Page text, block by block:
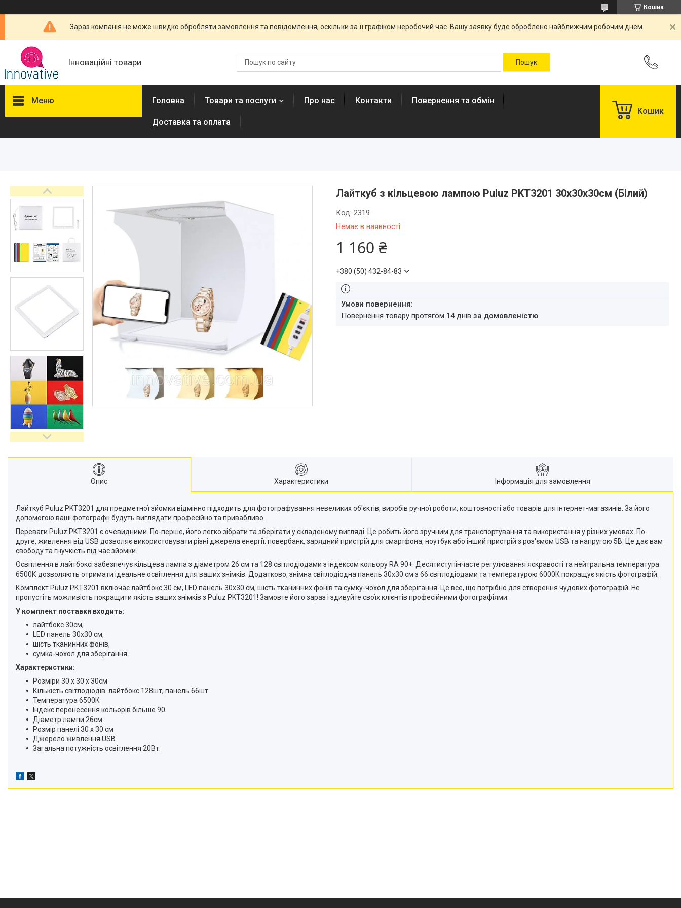
Кошик
Зараз компанія не може швидко обробляти замовлення та повідомлення, оскільки за її графіком неробочий час. Вашу заявку буде оброблено найближчим робочим днем.
Інноваційні товари
Меню
Доставка та оплата
Повернення та обмін
Головна Товари та послуги Про нас Контакти Повернення та обмін
Доставка та оплата
Кошик
Лайткуб з кільцевою лампою Puluz PKT3201 30x30x30см (Білий)
Немає в наявності
Код: 2319
1 160 ₴
+380 (50) 432-84-83
повернення товару протягом 14 днів за домовленістю
Опис Характеристики Інформація для замовлення
Лайткуб Puluz PKT3201 для предметної зйомки відмінно підходить для фотографування невеликих об'єктів, виробів ручної роботи, коштовності або товарів для інтернет-магазинів. За його
допомогою ваші фотографії будуть виглядати професійно та привабливо.
Переваги Puluz PKT3201 є очевидними. По-перше, його легко зібрати та зберігати у складеному вигляді. Це робить його зручним для транспортування та використання у різних умовах. По-
друге, живлення від USB дозволяє використовувати різні джерела енергії: повербанк, зарядний пристрій для смартфона, ноутбук або інший пристрій з роз'ємом USB та напругою 5В. Це дає вам
свободу та гнучкість під час зйомки.
Освітлення в лайтбоксі забезпечує кільцева лампа з діаметром 26 см та 128 світлодіодами з індексом кольору RA 90+. Десятиступінчасте регулювання яскравості та нейтральна температура
6500К дозволяють отримати ідеальне освітлення для ваших знімків. Додатково, знімна світлодіодна панель 30x30 см з 66 світлодіодами та температурою 6000К покращує якість фотографій.
Комплект Puluz PKT3201 включає лайтбокс 30 см, LED панель 30x30 см, шість тканинних фонів та сумку-чохол для зберігання. Це все, що потрібно для створення чудових фотографій. Не
пропустіть можливість покращити якість ваших знімків з Puluz PKT3201! Замовте його зараз і здивуйте своїх клієнтів професійними фотографіями.
У комплект поставки входить:
лайтбокс 30см,
LED панель 30x30 см,
шість тканинних фонів,
сумка-чохол для зберігання.
Характеристики:
Розміри 30 х 30 х 30см
Кількість світлодіодів: лайтбокс 128шт, панель 66шт
Температура 6500К
Індекс перенесення кольорів більше 90
Діаметр лампи 26см
Розмір панелі 30 х 30 см
Джерело живлення USB
Загальна потужність освітлення 20Вт.